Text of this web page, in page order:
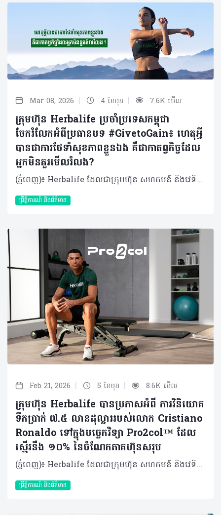
Mar 08, 2026 | 4 ខែមុន | 7.6K មើល
ក្រុមហ៊ុន Herbalife ប្រចាំប្រទេសកម្ពុជា
ចែករំលែកអំពីប្រធានបទ #GivetoGain៖ ហេតុអ្វី
បានជាការថែទាំសុខភាពខ្លួនឯង គឺជាកាតព្វកិច្ចដែល
អ្នកមិនគួរមើលរំលង?
(ភ្នំពេញ)៖ Herbalife ដែលជាក្រុមហ៊ុន សហគមន៍ និងវេទិកាភ្ជាប់ទំនាក់ទំនង លំដាប់ថ្នាក់ពិភពលោក ផ្នែកសុខភាព និងសុខុមាលភាពបានចែករំលែកអំពី មូលហេតុដែលការថែទាំសុខភាពខ្លួនឯង គឺជាកាតព្វកិច្ចដែលអ្នកមិនគួរមើលរំលង។ ខណៈដែលយើងប្រារព្ធទិវានារីអន្តរជាតិឆ្នាំ ២០២៦ ប្រធានបទ #GiveToGain លើកទឹកចិត្តឱ្យមានការផ្លាស់ប្តូរវិជ្ជមានយូរអង្វែង មិនត្រឹមតែសម្រាប់អ្នកដទៃប៉ុណ្ណោះទេ ប៉ុន្តែគឺសម្រាប់ខ្លួនយើងផ្ទាល់ផងដែរ។ នៅក្នុងគ្រួសារជាច្រើននៅតំបន់អាស៊ីប៉ាស៊ីហ្វិក ស្ត្រីតែងតែរ៉ាប់រងតួនាទីជាច្រើនក្នុងពេលតែមួយ ជាអ្នកជំនាញនៅកន្លែងធ្វើការ ជាអ្នកសម្រេចចិត្តចំពោះកិច្ចការនានានៅផ្ទះ ហើយក៏ជាបង្គោលដ៏រឹងមាំផ្នែកស្មារតីសម្រាប់សមាជិកគ្រួសារទាំងមូលផងដែរ។ ការទទួលខុសត្រូវច្រើនទាំងនេះ តែងតែធ្វើឱ្យមានការទទួលទានអាហារមិនដិតដល់ ឬទាំងប្រញាប់ប្រញាល់ គេងមិនបានគ្រប់គ្រាន់ ភាពតានតឹងកើនឡើង ដែលនាំឱ្យសុខភាព និងសុខុមាលភាពធ្លាក់ចុះ ហើយជារឿយៗច្រើនតែត្រូវបានមើលរំលង។ ក្នុងនាមជាសមាជិកនៃក្រុមប្រឹក្សាយោបល់ផ្នែករបបអាហាររបស់ Herbalife ដែលធ្វើការជាមួយប្រទេសក្នុងតំបន់អាស៊ីប៉ាស៊ីហ្វិក មានការពិតមួយដែលខ្ញុំសង្កេតឃើញម្តងហើយម្តងទៀត៖ នៅពេលដែលស្ត្រីចាប់ផ្តើមវិនិយោគលើសុខភាពផ្ទាល់ខ្លួន គ្រួសារ កន្លែងធ្វើការ និងមនុស្សជំនាន់ក្រោយរបស់ពួកគេក៏ទទួលបានផលប្រយោជន៍ផងដែរ។ តាមរយៈការធ្វើការយ៉ាងជិតស្និទ្ធជាមួយស្ត្រីដែលត្រូវរ៉ាប់រងការទទួលខុសត្រូវច្រើន ប្រធានបទ #GiveToGain បានគូសបញ្ជាក់ពីការពិតដ៏សាមញ្ញមួយ៖ ការថែទាំសុខភាពខ្លួនឯង គឺជាមធ្យោបាយដ៏មានប្រសិទ្ធភាពបំផុតមួយ ដើម្បីរក្សាថាមពល និងភាពធន់ដែលចាំបាច់សម្រាប់ទ្រទ្រង់ទាំងការងារ និងគ្រួសារ។ ការផ្តល់ឱ្យរាងកាយ៖ តួនាទីនៃអាហារូបត្ថម្ភ និងជាតិទឹក ស្ត្រីនៅទូទាំងតំបន់ ក៏កំពុងប្រឈមមុខនឹងបញ្ហាអាហារូបត្ថម្ភដែលគួរឱ្យកត់សម្គាល់។ របាយការណ៍នានាបង្ហាញថា អត្រាលើសទម្ងន់ចំពោះមនុស្សពេញវ័យមានការកើនឡើងជាលំដាប់ ខណៈដែលបញ្ហាកុមារក្រិន និងជំងឺស្លេកស្លាំងនៅតែបន្តរីករាលដាលក្នុងចំណោមស្ត្រីក្នុងវ័យបន្តពូជ។ បន្ទុកទ្វេដងនេះប៉ះពាល់ដល់គ្រប់ទិដ្ឋភាពទាំងអស់ចាប់តាំងពីសុខភាពមាតា និងទារក រហូតដល់ថាមពលប្រចាំថ្ងៃ និងភាពរឹងមាំផ្នែកស្មារតី ដែលកាន់តែបញ្ជាក់ពីភាពចាំបាច់សម្រាប់ស្ត្រី ក្នុងការយកចិត្តទុកដាក់ពីសុខភាព និងសុខុមាលភាពរបស់ខ្លួនតាមរយៈការជ្រើសរើសដ៏ត្រឹមត្រូវ និងប្រកបដោយការយល់ដឹង។ អាហារូបត្ថម្ភគឺជាគ្រឹះនៃសុខភាព ដែលជួយទ្រទ្រង់ដល់កម្រិតថាមពល ស្ថិរភាពមេតាប៉ូលីស ប្រព័ន្ធភាពស៊ាំរឹងមាំ និងការឈានចូលវ័យជរាប្រកបដោយសុខភាពល្អពេញមួយជីវិតរបស់ស្ត្រី។ ការសិក្សានានាបានបង្ហាញថា កង្វះមីក្រូសារជាតិ ជាពិសេសជាតិដែក ហ្វូឡាត (folate) និងវីតាមីន B12 គឺជារឿងធម្មតាក្នុងចំណោមស្ត្រីក្នុងវ័យបន្តពូជនៅទូទាំងអាស៊ី បើទោះបីជាពួកគេទទួលបានបរិមាណកាឡូរីគ្រប់គ្រាន់ក៏ដោយ។ ការញ៉ាំទឹកឱ្យបានគ្រប់គ្រាន់ (ប្រហែល ២ លីត្រក្នុងមួយថ្ងៃ) ជួយឱ្យរាងកាយប្រើប្រាស់សារធាតុចិញ្ចឹមបានល្អ និងរក្សាមុខងារប្រចាំថ្ងៃ។ ដើម្បីរក្សាសុខភាពឱ្យបានល្អ ស្ត្រីគួរទម្លាប់យកទឹកតាមខ្លួន ជ្រើសរើសភេសជ្ជៈដែលមានជាតិស្ករទាប និងកម្រិតការញ៉ាំជាតិកាហ្វេអ៊ីនឱ្យបានសមស្រប ដើម្បីកុំឱ្យប៉ះពាល់ដល់តុល្យភាពជាតិទឹកក្នុងរាងកាយ។ ការផ្លាស់ប្តូរអ័រម៉ូន កំណត់តម្រូវការអាហារូបត្ថម្ភ ពេញមួយជីវិតរបស់ស្ត្រី តម្រូវការអាហារូបត្ថម្ភវិវឌ្ឍទៅតាមការផ្លាស់ប្តូរអ័រម៉ូន។ ឧទាហរណ៍៖ ក្នុងអំឡុងពេលមានរដូវ៖ ការបាត់បង់ជាតិដែកជាទៀងទាត់បានបង្កើនតម្រូវការអាហារដែលសម្បូរជាតិដែក ដូចជា សាច់គ្មានខ្លាញ់ សណ្តែកលីងទីល (lentils) សណ្តែកគ្រប់ប្រភេទ បន្លែស្លឹកបៃតង និងគ្រាប់ធញ្ញជាតិដែលបន្ថែមសារធាតុចិញ្ចឹម។ ការទទួលទានអាហារទាំងនេះ រួមជាមួយផ្លែឈើ និងបន្លែដែលសម្បូរវីតាមីន C នឹងជួយបង្កើនប្រសិទ្ធភាពនៃការបឺតស្រូបជាតិដែកចូលទៅក្នុងរាងកាយ។ ដំណាក់កាលអស់រដូវ៖ នាំមកនូវការប្រែប្រួលអ័រម៉ូន និងការផ្លាស់ប្តូរប្រព័ន្ធមេតាប៉ូលីស ដែលបង្កើនហានិភ័យនៃជំងឺសរសៃឈាមបេះដូង។ ដើម្បីទប់ស្កាត់បញ្ហានេះ ស្ត្រីគួរផ្ដោតលើការញ៉ាំបន្លែ ផ្លែឈើ និងអាហារសម្បូរអូមេហ្គា-៣ (ដូចជាត្រី និងគ្រាប់ធញ្ញជាតិ) ដើម្បីរក្សាកម្រិតកូឡេស្តេរ៉ុលឱ្យមានតុល្យភាព បន្ថែមពីនេះការញ៉ាំអាហារដែលមានជាតិសរសៃខ្ពស់ (ដូចជា សណ្តែក ផ្លែប៉ោមជាដើម) នឹងជួយគ្រប់គ្រងជាតិខ្លាញ់ក្នុងឈាម និងជួយឱ្យឆាប់ឆ្អែត ដែលមានប្រយោជន៍ខ្លាំងក្នុងការរក្សារាង និងទម្ងន់។ ចាប់ពីវ័យ ៤០ ឆ្នាំឡើងទៅ៖ ការថយចុះអរម៉ូនអ៊ឹស្ត្រូសែន (estrogen) អាចពន្លឿនការបាត់បង់កម្លាំងសាច់ដុំតាមអាយុ (sarcopenia)។ ការធ្វើសកម្មភាពរាងកាយឱ្យបានគ្រប់គ្រាន់ រួមទាំងការហាត់ប្រាណដែលផ្តោតលើការពង្រឹងកម្លាំង (resistance training) និងការទទួលទានប្រូតេអ៊ីនគ្រប់គ្រាន់ គឺចាំបាច់ណាស់សម្រាប់រក្សាសាច់ដុំ និងកម្លាំង។ ការប្រើប្រាស់អាហារបំប៉នអាចជួយបំពេញចន្លោះខ្វះខាតនៃរបបអាហារ ប៉ុន្តែគួរតែត្រូវបានរៀបចំឡើងឱ្យស្របតាមតម្រូវការបុគ្គល និងណែនាំដោយអ្នកជំនាញ ឬគ្រូបង្វឹកដែលមានការបណ្តុះបណ្តាលត្រឹមត្រូវ។ ទំនាក់ទំនងរវាងភាពតានតឹង ការគេង និងការគ្រប់គ្រងទម្ងន់ ការគេងលក់ស្កប់ស្កល់ ការហាត់ប្រាណ និងការគ្រប់គ្រងស្ត្រេស គឺជាកត្តាដែលមិនអាចខ្វះបានក្នុងការរក្សាទម្ងន់ និងសម្រស់ស្បែក។ ការអនុវត្តទម្លាប់ទាំងនេះឱ្យបានជាប់លាប់ នឹងជួយឱ្យអ័រម៉ូនមានតុល្យភាព ជម្រុញប្រព័ន្ធដុតរំលាយអាហារ និងជួយឱ្យរាងកាយមានសមត្ថភាពជួសជុលកោសិកាដែលខូចខាតឡើងវិញបានយ៉ាងល្អ។ ការហាត់ប្រាណកម្រិតមធ្យម ១៥០ នាទីក្នុងមួយសប្តាហ៍ រួមជាមួយលំហាត់ប្រាណដែលផ្តោតលើការពង្រឹងកម្លាំង ជួយពង្រឹងសរសៃឈាមបេះដូង សាច់ដុំ ឆ្អឹង និងគុណភាពនៃការគេង ដែលជាកត្តាចាំបាច់បំផុតសម្រាប់ស្ត្រីវ័យអស់រដូវ។ បន្ថែមពីនេះ ការគេងឱ្យទៀងពេល និងការកាត់បន្ថយការប្រើទូរស័ព្ទមុនចូលគេង គឺជាគ្រឹះដ៏សំខាន់ក្នុងការទ្រទ្រង់ប្រព័ន្ធដុតរំលាយអាហារ ជួយដល់ការគ្រប់គ្រងទម្ងន់ និងធានាបាននូវវ័យជរាដែលមានសុខភាពល្អ។ របបអាហារត្រឹមត្រូវ (ដូចជាអូមេហ្គា-៣ ញ៉ាំទឹកឱ្យគ្រប់គ្រាន់ និងទៀងពេល) ជួយកាត់បន្ថយស្ត្រេស ធ្វើឱ្យគេងលក់ស្រួល និងរក្សាតុល្យភាពអារម្មណ៍ឱ្យបានល្អ ទោះបីជាត្រូវប្រឈមនឹងសម្ពាធការងារប្រចាំថ្ងៃក៏ដោយ។ ការស្រាវជ្រាវក៏បានរកឃើញដែរថា ការគាំទ្រពីសង្គមជួយឱ្យស្ត្រីមានផ្លូវចិត្តល្អ និងដោះស្រាយបញ្ហាបានពូកែ។ កាលណាស្ត្រីមានសុខភាពល្អ វានឹងជម្រុញឱ្យគ្រួសារ សហគមន៍ និងសេដ្ឋកិច្ចទាំងមូល រីកចម្រើន និងរឹងមាំទៅតាមនោះដែរ។ សរុបសេចក្តីមកវិញ សុខុមាលភាពក្នុងរយៈពេលយូរអង្វែង កើតចេញពីការជ្រើសរើសថែទាំ និងចិញ្ចឹមបីបាច់រាងកាយឱ្យបានទៀងទាត់ជារៀងរាល់ថ្ងៃ ជាជាងការចាំទាល់តែមានរោគសញ្ញាឈឺទើបចាប់ផ្តើមការពារ។ អំពីក្រុមហ៊ុន Herbalife ក្រុមហ៊ុន Herbalife (NYSE: HLF) គឺជាក្រុមហ៊ុនសុខភាព និងសុខុមាលភាពឈានមុខគេ និងជាសហគមន៍ដែលកំពុងផ្លាស់ប្តូរជីវិតរបស់មនុស្សជាមួយនឹងផលិតផលអាហារូបត្ថម្ភដ៏អស្ចារ្យ និងជាឱកាសអាជីវកម្មសម្រាប់សមាជិកឯករាជ្យរបស់ខ្លួនចាប់តាំងពីឆ្នាំ 1980។ ក្រុមហ៊ុនផ្តល់ជូននូវផលិតផលដែលគាំទ្រដោយវិទ្យាសាស្រ្តដល់អ្នកប្រើប្រាស់នៅក្នុងទីផ្សារជាង 90។ តាមរយៈសមាជិកឯករាជ្យដែលផ្តល់ជូននូវការបណ្តុះបណ្តាលមួយទល់មួយ និងផ្តល់ការគាំទ្រសហគមន៍ដោយបំផុសគំនិតឱ្យអតិថិជនប្រកាន់ខ្ជាប់នូវរបៀបរស់នៅដែលមានភាពសកម្ម។
ព្រឹត្តិការណ៍ និងព័ត៌មាន
Feb 21, 2026 | 5 ខែមុន | 8.6K មើល
ក្រុមហ៊ុន Herbalife បានប្រកាសអំពី ការវិនិយោគ
ទឹកប្រាក់ ៧.៥ លានដុល្លាររបស់លោក Cristiano
Ronaldo ទៅក្នុងបច្ចេកវិទ្យា Pro2col™ ដែល
ស្មើរនឹង ១០% នៃចំណែកភាគហ៊ុនសរុប
(ភ្នំពេញ)៖ Herbalife ដែលជាក្រុមហ៊ុន សហគមន៍ និងវេទិកាភ្ជាប់ទំនាក់ទំនង លំដាប់ថ្នាក់ពិភពលោក ផ្នែកសុខភាព និងសុខុមាលភាពនៅថ្ងៃនេះបានប្រកាសថា កីឡាករអន្តរជាតិលោក Cristiano Ronaldo បានទិញយកភាគហ៊ុន ១០% នៅក្នុងក្រុមហ៊ុន HBL Pro2col Software, LLC ដែលជាក្រុមហ៊ុនបុត្រសម្ព័ន្ធកាន់កាប់ទាំងស្រុងដោយក្រុមហ៊ុន Herbalife និងជាម្ចាស់កាន់កាប់បច្ចេកវិទ្យា Pro2col។ Pro2col គឺជាប្រព័ន្ធប្រតិបត្តិការសុខភាព និងសុខុមាលភាពផ្ទាល់ខ្លួនតាមបែបឌីជីថលជំនាន់ចុងក្រោយបង្អស់របស់ Herbalife ដែលត្រូវបានរចនាឡើងដើម្បីជំរុញការចូលរួមប្រចាំថ្ងៃ ការផ្លាស់ប្តូរឥរិយាបថប្រកបដោយនិរន្តរភាព និងលទ្ធផលដែលអាចវាស់វែងបាន តាមរយៈវិធីសាស្ត្រសុខុមាលភាពដែលផ្អែកលើទិន្នន័យដែលមានរចនាសម្ព័ន្ធច្បាស់លាស់។ លោក Ronaldo បានវិនិយោគទឹកប្រាក់ចំនួន ៧.៥ លានដុល្លារ រួមជាមួយការប្តេជ្ញាចិត្តក្នុងការផ្តល់នូវសេវាកម្ម និងសិទ្ធិឧបត្ថម្ភដល់ Pro2col Software។ ការវិនិយោគនេះសបញ្ជាក់ឱ្យឃើញពីការប្តេជ្ញាចិត្តរបស់លោកចំពោះសុខភាព និងអាហារូបត្ថម្ភ។ វាក៏ឆ្លុះបញ្ចាំងពីទំនុកចិត្តរបស់លោកចំពោះអនាគតនៃអាហារូបត្ថម្ភផ្ទាល់ខ្លួន និងចក្ខុវិស័យរបស់ Herbalife ក្នុងការធ្វើឱ្យកម្មវិធីសុខុមាលភាពផ្ទាល់ខ្លួននេះ អាចត្រូវបានប្រើប្រាស់បានទូលំទូលាយទូទាំងពិភពលោក ដោយរួមបញ្ចូលគ្នានូវបច្ចេកវិទ្យាច្នៃប្រឌិត និងសហគមន៍អ្នកចែកចាយដ៏ធំរបស់យើង។ Herbalife បានក្លាយជាដៃគូអាហារូបត្ថម្ភរបស់លោក Ronaldo ចាប់តាំងពីឆ្នាំ ២០១៣ មកម្ល៉េះ ដោយលោកបានដើរតួចយ៉ាងសំខាន់ក្នុងការចូលរួមជម្រុញការប្រើប្រាស់អាហារូបត្ថម្ភឱ្យកាន់តែប្រសើរឡើងនៅទូទាំងពិភពលោក។ កន្លងមក Herbalife និងលោក Ronaldo បានសហការគ្នាលើការដាក់ចេញនូវផលិតផល Herbalife24® CR7 Drive ដែលជាភេសជ្ជៈកីឡាដែលត្រូវបានបង្កើតឡើងដើម្បីបំពេញតម្រូវការអាហារូបត្ថម្ភ និងតម្រូវការសម្រាប់ការលេងកីឡារបស់វីរបុរសបាល់ទាត់ពិភពលោករូបនេះ និងផ្តល់អត្ថប្រយោជន៍ដល់កីឡាករគ្រប់កម្រិតនៅជុំវិញពិភពលោក។ លោក Stephan Gratziani អគ្គនាយកប្រតិបត្តិក្រុមហ៊ុន Herbalife បានមានប្រសាសន៍ថា៖ «លោក Cristiano គឺជាដៃគូដ៏មានតម្លៃអស់រយៈពេលជាងមួយទសវត្សរ៍មកហើយ ហើយការសម្រេចចិត្តរបស់លោកក្នុងការទិញយកភាគហ៊ុននៅក្នុង Pro2col គឺជាចំណុចរបត់ដ៏សំខាន់មួយនៅក្នុងទំនាក់ទំនងរបស់យើង»។ «ការវិនិយោគរបស់លោកឆ្លុះបញ្ចាំងពីជំនឿរួមគ្នាលើឥទ្ធិពលនៃអាហារូបត្ថម្ភ ទិន្នន័យ បញ្ញាសិប្បនិម្មិត និងការលើកកម្ពស់ការយល់ដឹងផ្ទាល់ខ្លួន ដើម្បីជំរុញឱ្យលទ្ធផលសុខភាពបុគ្គលកាន់តែប្រសើរឡើងៗ ក៏ដូចជាពង្រឹងទំនុកចិត្តរបស់លោកទៅលើរបស់ Pro2col​ ផងដែរ»។ Pro2col ប្រើប្រាស់ទិន្នន័យផ្ទាល់ខ្លួនរបស់បុគ្គលម្នាក់ៗ ដើម្បីបង្កើតផែនការសុខុមាលភាពជាក់លាក់សម្រាប់បុគ្គលនោះ ជាមួយនឹងប្រព័ន្ធតាមដានអាហារូបត្ថម្ភឆ្លាតវៃ។ កម្មវិធីនេះអាចសម្របខ្លួនទៅទៅតាមរបៀបរស់នៅរបស់បុគ្គលម្នាក់ៗ ដែលវានឹងធ្វើឱ្យកម្មវិធីសុខុមាលក្លាយជារឿងសាមញ្ញ និងមានលក្ខណៈឯកជន។ ចំណុចស្នូលរបស់វាគឺ Pro2Score ដែលជាប្រព័ន្ធវាយតម្លៃសុខុមាលភាព នឹងតាមដានចំណុចសំខាន់ៗ ដែលត្រូវបានរចនាឡើងដើម្បីផ្តល់នូវភាពច្បាស់លាស់ ការលើកទឹកចិត្ត និងទិន្នន័យដែលអាចយកមកអនុវត្តបានជាក់ស្តែង។លើសពីនេះទៅទៀត Pro2col ក៏ផ្តល់ជូនអ្នកចែកចាយឯករាជ្យរបស់ Herbalife នូវឧបករណ៍ចាំបាច់ និងចំណេះដឹងបន្ថែមអំពីវេទិកានេះ ដើម្បីជួយគាំទ្រដល់អតិថិជនរបស់ពួកគេឱ្យទទួលបាននូវកម្មវិធីសុខុមាលភាពផ្ទាល់ខ្លួនដែលអាចចូលប្រើប្រាស់បានដោយងាយ និងអាចពង្រីកវិសាលភាពបានវែងឆ្ងាយបន្តទៀត។ លោក Cristiano Ronaldo បានមានប្រសាសន៍ថា៖ «បន្ទាប់ពីបានរួមរស់ជាមួយគ្នាអស់រយៈពេលជាងមួយទសវត្សរ៍ ទំនាក់ទំនងរបស់យើងមានមូលដ្ឋានលើទំនុកចិត្ត និងចក្ខុវិស័យរួមគ្នា។ ការវិនិយោគលើ Pro2col វាហាក់បីដូចជាការវិវត្តន៍តាមបែបធម្មជាតិដូច្នោះ។ ក្រៅតែអំពីការរតំណាងឱ្យ Herbalife នេះគឺជាការជួយរៀបចំ និងពង្រីកវេទិកាមួយដែលអាចផ្លាស់ប្តូររបៀបដែលមនុស្សអាចយកចិត្តទុកដាក់ទៅលើសុខភាព និងសុខុមាលភាពរបស់ពួកគេបានយ៉ាងពិតប្រាកដ»។ លោកក៏មានប្រសាសន៍បន្ថែមទៀតផងដែរថា «ខ្ញុំបានឃើញដោយផ្ទាល់ភ្នែកពីរបៀបដែល Herbalife រួមបញ្ចូលគ្នាទាំងវិទ្យាសាស្ត្រ ការច្នៃប្រឌិត និងការគាំទ្រដែលមានលក្ខណៈឯកជន ដើម្បីធ្វើឱ្យបញ្ហាសុខភាព និងសុខុមាលភាពកាន់តែងាយស្រួលចូលប្រើប្រាស់។ ការធ្វើការងាររួមគ្នាជាមួយ Herbalife ដើម្បីបង្កើតអ្វីមួយដែលមានឥទ្ធិពលយូរអង្វែង គឺជាអ្វីដែលជំរុញទឹកចិត្តខ្ញុំនៅក្នុងដំណាក់កាលនៃអាជីពរបស់ខ្ញុំនេះ»។ Pro2col គាំទ្រដល់យុទ្ធសាស្ត្ររយៈពេលវែងរបស់ Herbalife ក្នុងការក្លាយជាវេទិកាសុខភាព និងសុខុមាលភាពដែលតភ្ជាប់គ្នា និងផ្អែកលើទិន្នន័យ ដោយរួមបញ្ចូលនូវផលិតផលដែលមានគុណភាព សហគមន៍ដ៏ធំបញ្ញាសិប្បនិម្មិត និងសមត្ថភាពឌីជីថល ដើម្បីបម្រើអតិថិជនទូទាំងពិភពលោកឱ្យកាន់តែប្រសើរឡើង។ Herbalife បានចាប់ផ្តើមការសាកល្បង (beta rollout) Pro2col ជាដំណាក់កាលជាយុទ្ធសាស្ត្រ ដោយមានគោលបំណងប្រមូលការយល់ដឹងពីអ្នកប្រើប្រាស់ក្នុងទីផ្សារ ដែលនឹងគាំទ្រដល់ការចេញផ្សាយជាលក្ខណៈពាណិជ្ជកម្មកាន់តែទូលំទូលាយនាពេលអនាគល។ បច្ចុប្បន្ន ការចូលប្រើប្រាស់ដំណាក់កាលសាកល្បងនេះ មានសម្រាប់អ្នកចែកចាយ និងអតិថិជននៅក្នុងសហរដ្ឋអាមេរិក កាណាដា និងព័រតូរីកូតែប៉ុណ្ណោះ។ ក្រុមហ៊ុនរំពឹងថានឹងពង្រីកការចូលប្រើប្រាស់ដំណាក់កាលសាកល្បងទៅកាន់ទីផ្សារអន្តរជាតិបន្ថែមទៀត ដោយចាប់ផ្តើមពីទីផ្សារជ្រើសរើសក្នុងតំបន់ EMEA ក្នុងឆ្នាំ ២០២៦។ អំពីក្រុមហ៊ុន Herbalife ក្រុមហ៊ុន Herbalife (NYSE: HLF) គឺជាក្រុមហ៊ុនសុខភាព និងសុខុមាលភាពឈានមុខគេ និងជាសហគមន៍ដែលកំពុងផ្លាស់ប្តូរជីវិតរបស់មនុស្សជាមួយនឹងផលិតផលអាហារូបត្ថម្ភដ៏អស្ចារ្យ និងជាឱកាសអាជីវកម្មសម្រាប់អ្នកសមាជិកឯករាជ្យរបស់ខ្លួនចាប់តាំងពីឆ្នាំ 1980។ ក្រុមហ៊ុនផ្តល់ជូននូវផលិតផលដែលគាំទ្រដោយវិទ្យាសាស្រ្តដល់អ្នកប្រើប្រាស់នៅក្នុងទីផ្សារជាង90។ តាមរយៈសមាជិកឯករាជ្យដែលផ្តល់ជូននូវការបណ្តុះបណ្តាលមួយទល់មួយ និងផ្តល់ការគាំទ្រសហគមន៍ដោយបំផុសគំនិតឱ្យអតិថិជនប្រកាន់ខ្ជាប់នូវរបៀបរស់នៅដែលមានភាពសកម្ម។
ព្រឹត្តិការណ៍ និងព័ត៌មាន